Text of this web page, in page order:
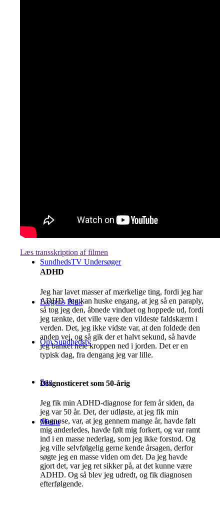
Gå til lægen
SundhedsTV Undersøger
Lægens Blok
Om Sundhedstv
Søg
Menu
Læs transskription af filmen
ADHD
Jeg har lavet masser af mærkelige ting, fordi jeg har
ADHD. Jeg kan huske engang, at jeg så en paraply,
så tog jeg den, åbnede vinduet og hoppede ud, fordi
jeg tænkte, det ville være den vildeste faldskærm i
verden. Det, jeg ikke vidste var, at den foldede den
anden vej, og så gik der et halvt sekund, så havde
jeg banket hele kroppen ned i jorden. Det er en
typisk dag, fra dengang jeg var lille.
Diagnosticeret som 50-årig
Jeg fik min ADHD-diagnose for fem år siden, da
jeg var 50 år. Det, der udløste, at jeg fik min
diagnose, var, at jeg gennem mange år, havde følt
mig anderledes, havde følt mig forkert, og var ramt
ind i en masse nederlag, som jeg ikke forstod. Og
jeg ville selvfølgelig gerne kende årsagen, derfor
søgte jeg en masse viden om det. Da jeg havde
gjort det, var jeg ret sikker på, at det kunne være
ADHD. Og så blev jeg udredt, og fik diagnosen
efterfølgende.